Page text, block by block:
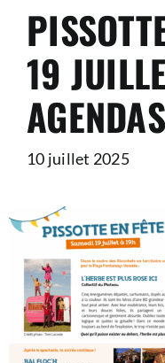
INFOS PRATIQUES
19
AGENDAS
10 juillet 2025